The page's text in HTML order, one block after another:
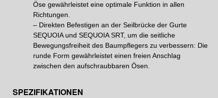
Öse gewährleistet eine optimale Funktion in allen
Richtungen.
– Direkten Befestigen an der Seilbrücke der Gurte
SEQUOIA und SEQUOIA SRT, um die seitliche
Bewegungsfreiheit des Baumpflegers zu verbessern: Die
runde Form gewährleistet einen freien Anschlag
zwischen den aufschraubbaren Ösen.
SPEZIFIKATIONEN